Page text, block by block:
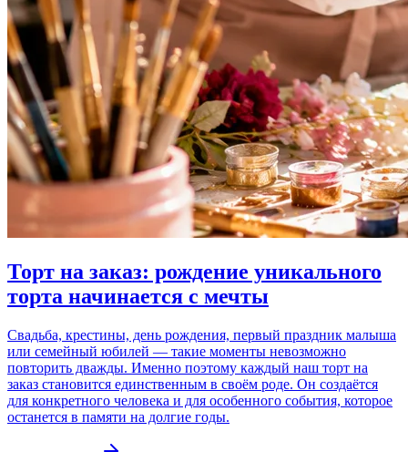
Торт на заказ: рождение уникального
торта начинается с мечты
Свадьба, крестины, день рождения, первый праздник малыша
или семейный юбилей — такие моменты невозможно
повторить дважды. Именно поэтому каждый наш торт на
заказ становится единственным в своём роде. Он создаётся
для конкретного человека и для особенного события, которое
останется в памяти на долгие годы.